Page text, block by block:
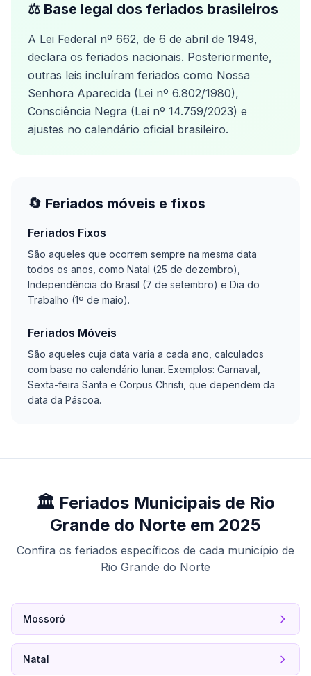
⚖️ Base legal dos feriados brasileiros
A Lei Federal nº 662, de 6 de abril de 1949,
declara os feriados nacionais. Posteriormente,
outras leis incluíram feriados como Nossa
Senhora Aparecida (Lei nº 6.802/1980),
Consciência Negra (Lei nº 14.759/2023) e
ajustes no calendário oficial brasileiro.
🔄 Feriados móveis e fixos
Feriados Fixos
São aqueles que ocorrem sempre na mesma data
todos os anos, como Natal (25 de dezembro),
Independência do Brasil (7 de setembro) e Dia do
Trabalho (1º de maio).
Feriados Móveis
São aqueles cuja data varia a cada ano, calculados
com base no calendário lunar. Exemplos: Carnaval,
Sexta-feira Santa e Corpus Christi, que dependem da
data da Páscoa.
🏛️ Feriados Municipais de Rio
Grande do Norte em 2025
Confira os feriados específicos de cada município de
Rio Grande do Norte
Mossoró
Natal